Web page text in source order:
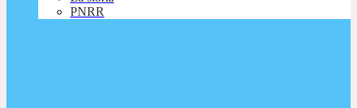
PNRR